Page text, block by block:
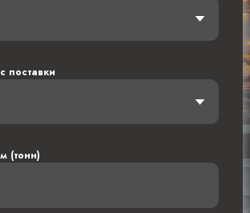
поставки
(тонн)